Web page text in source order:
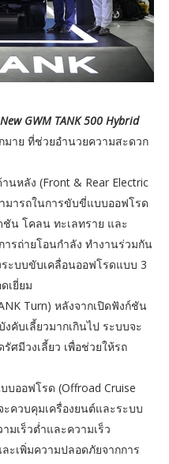
GWM TANK 500 Hybrid
าย ที่ช่วยอำนวยความสะดวก
หลัง (Front & Rear Electric
มารถในการขับขี่แบบออฟโรด
น โคลน ทะเลทราย และ
รถ่ายโอนกำลัง ทำงานร่วมกัน
ะบบขับเคลื่อนออฟโรดแบบ 3
เยี่ยม
Turn) หลังจากเปิดฟังก์ชัน
คับเลี้ยวมากเกินไป ระบบจะ
ศมีวงเลี้ยว เพื่อช่วยให้รถ
ออฟโรด (Offroad Cruise
ควบคุมเครื่องยนต์และระบบ
มเร็วต่ำและความเร็ว
ะเพิ่มความปลอดภัยจากการ